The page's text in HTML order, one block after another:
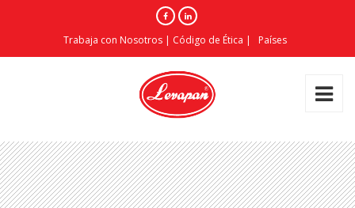
Trabaja con Nosotros | Código de Ética | Países